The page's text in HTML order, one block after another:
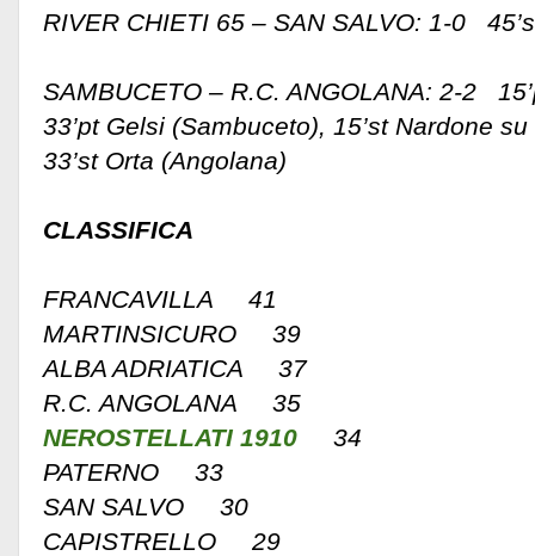
RIVER CHIETI 65 – SAN SALVO: 1-0
SAMBUCETO – R.C. ANGOLANA: 2-2
33’pt Gelsi (Sambuceto), 15’st Nardone
33’st Orta (Angolana)
CLASSIFICA
FRANCAVILLA 41
MARTINSICURO 39
ALBA ADRIATICA 37
R.C. ANGOLANA 35
NEROSTELLATI 1910
34
PATERNO 33
SAN SALVO 30
CAPISTRELLO 29